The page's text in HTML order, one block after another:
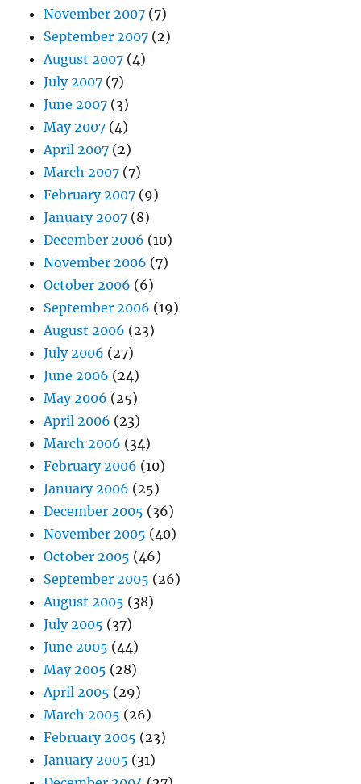
November 2007 (7)
September 2007 (2)
August 2007 (4)
July 2007 (7)
June 2007 (3)
May 2007 (4)
April 2007 (2)
March 2007 (7)
February 2007 (9)
January 2007 (8)
December 2006 (10)
November 2006 (7)
October 2006 (6)
September 2006 (19)
August 2006 (23)
July 2006 (27)
June 2006 (24)
May 2006 (25)
April 2006 (23)
March 2006 (34)
February 2006 (10)
January 2006 (25)
December 2005 (36)
November 2005 (40)
October 2005 (46)
September 2005 (26)
August 2005 (38)
July 2005 (37)
June 2005 (44)
May 2005 (28)
April 2005 (29)
March 2005 (26)
February 2005 (23)
January 2005 (31)